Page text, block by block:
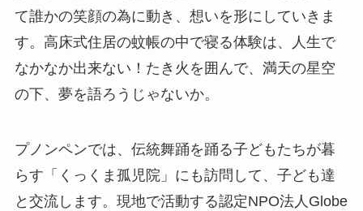
て誰かの笑顔の為に動き、想いを形にしていきま
す。高床式住居の蚊帳の中で寝る体験は、人生で
なかなか出来ない！たき火を囲んで、満天の星空
の下、夢を語ろうじゃないか。
プノンペンでは、伝統舞踊を踊る子どもたちが暮
らす「くっくま孤児院」にも訪問して、子ども達
と交流します。現地で活動する認定NPO法人Globe